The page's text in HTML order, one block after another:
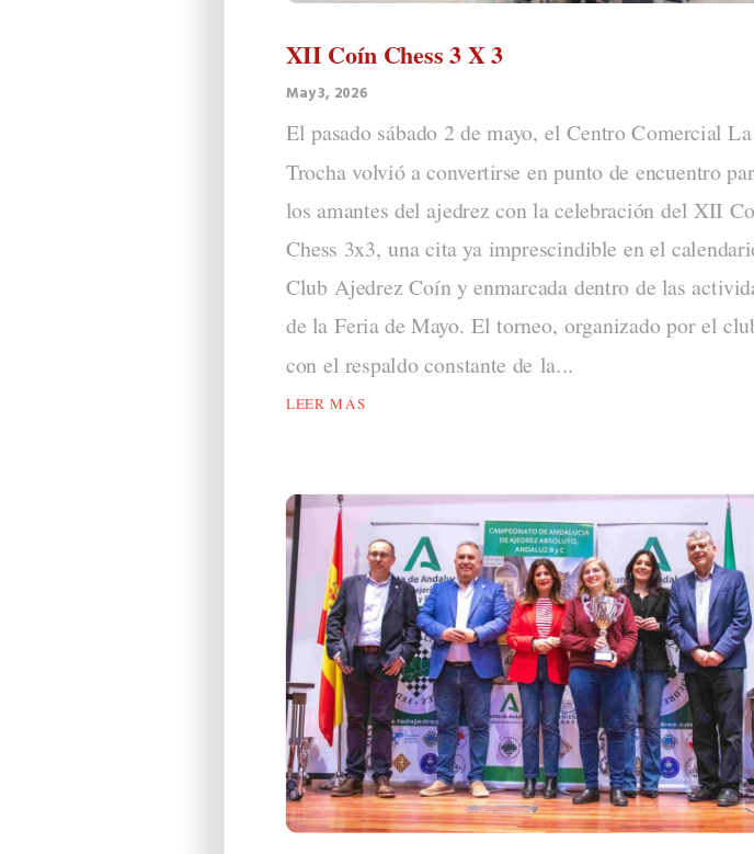
XII Coín Chess 3 X 3
May 3, 2026
El pasado sábado 2 de mayo, el Centro Comercial La
Trocha volvió a convertirse en punto de encuentro
los amantes del ajedrez con la celebración del XII
Chess 3x3, una cita ya imprescindible en el
Club Ajedrez Coín y enmarcada dentro de las
de la Feria de Mayo. El torneo, organizado por el
con el respaldo constante de la...
LEER MÁS